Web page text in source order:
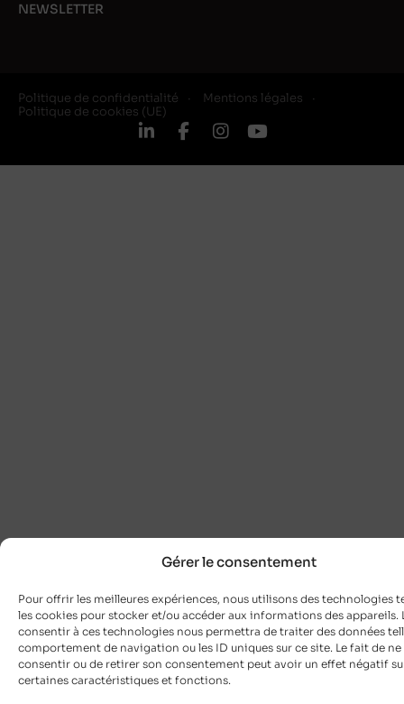
Gérer le consentement
Pour offrir les meilleures expériences, nous utilisons des technologies
les cookies pour stocker et/ou accéder aux informations des appareils.
consentir à ces technologies nous permettra de traiter des données
comportement de navigation ou les ID uniques sur ce site. Le fait de ne
consentir ou de retirer son consentement peut avoir un effet négatif
certaines caractéristiques et fonctions.
NEWSLETTER
Politique de confidentialité
Mentions légales
Politique de cookies (UE)